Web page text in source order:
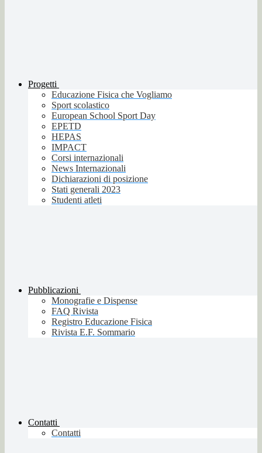
Progetti
Educazione Fisica che Vogliamo
Sport scolastico
European School Sport Day
EPETD
HEPAS
IMPACT
Corsi internazionali
News Internazionali
Dichiarazioni di posizione
Stati generali 2023
Studenti atleti
Pubblicazioni
Monografie e Dispense
FAQ Rivista
Registro Educazione Fisica
Rivista E.F. Sommario
Contatti
Contatti